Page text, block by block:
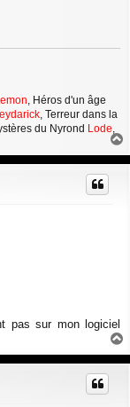
, Héros d'un âge
, Terreur dans la
du Nyrond Lode,
a
u
pas sur mon logiciel
a
u